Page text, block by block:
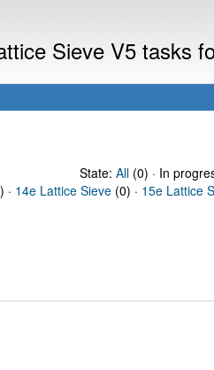
Sieve V5 tasks
State: All(0) · In
· 14e Lattice Sieve (0) · 15e Lattice